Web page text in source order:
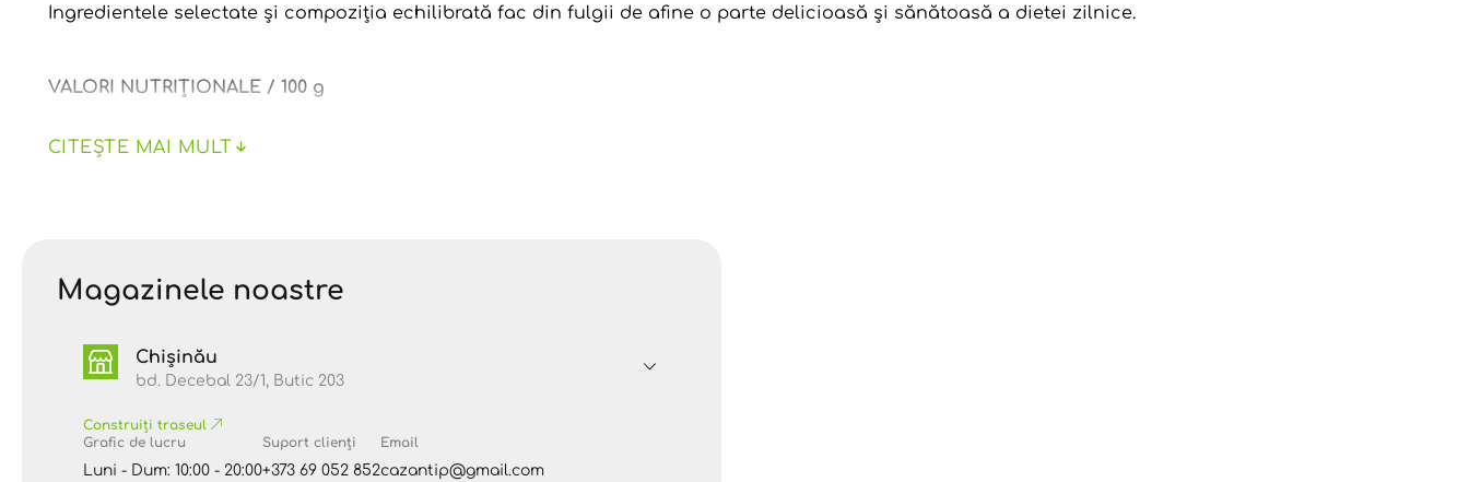
Ingredientele selectate și compoziția echilibrată fac din fulgii de afine o parte delicioasă și sănătoasă a dietei zilnice.
VALORI NUTRIȚIONALE / 100 g
Grăsimi:
A se păstra în loc uscat şi bine ventilat, neinfectat de dăunatori, la temperatura de până la +25°C şi umiditatea relativă a aerului nu mai mult de 70%.
CITEȘTE MAI MULT
Magazinele noastre
Chișinău
bd. Decebal 23/1, Butic 203
Construiți traseul
Grafic de lucru
Luni - Dum: 10:00 - 20:00
Suport clienți
+373 69 052 852
Email
cazantip@gmail.com